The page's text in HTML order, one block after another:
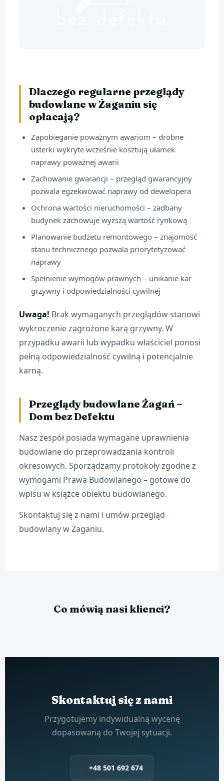
Dlaczego regularne przeglądy
budowlane w Żaganiu się
opłacają?
Zapobieganie poważnym awariom – drobne
usterki wykryte wcześnie kosztują ułamek
naprawy poważnej awarii
Zachowanie gwarancji – przegląd gwarancyjny
pozwala egzekwować naprawy od dewelopera
Ochrona wartości nieruchomości – zadbany
budynek zachowuje wyższą wartość rynkową
Planowanie budżetu remontowego – znajomość
stanu technicznego pozwala priorytetyzować
naprawy
Spełnienie wymogów prawnych – unikanie kar
grzywny i odpowiedzialności cywilnej
Uwaga! Brak wymaganych przeglądów stanowi
wykroczenie zagrożone karą grzywny. W
przypadku awarii lub wypadku właściciel ponosi
pełną odpowiedzialność cywilną i potencjalnie
karną.
Przeglądy budowlane Żagań –
Dom bez Defektu
Nasz zespół posiada wymagane uprawnienia
budowlane do przeprowadzania kontroli
okresowych. Sporządzamy protokoły zgodne z
wymogami Prawa Budowlanego – gotowe do
wpisu w książce obiektu budowlanego.
Skontaktuj się z nami i umów przegląd
budowlany w Żaganiu.
Co mówią nasi klienci?
Skontaktuj się z nami
Przygotujemy indywidualną wycenę
dopasowaną do Twojej sytuacji.
+48 501 692 674